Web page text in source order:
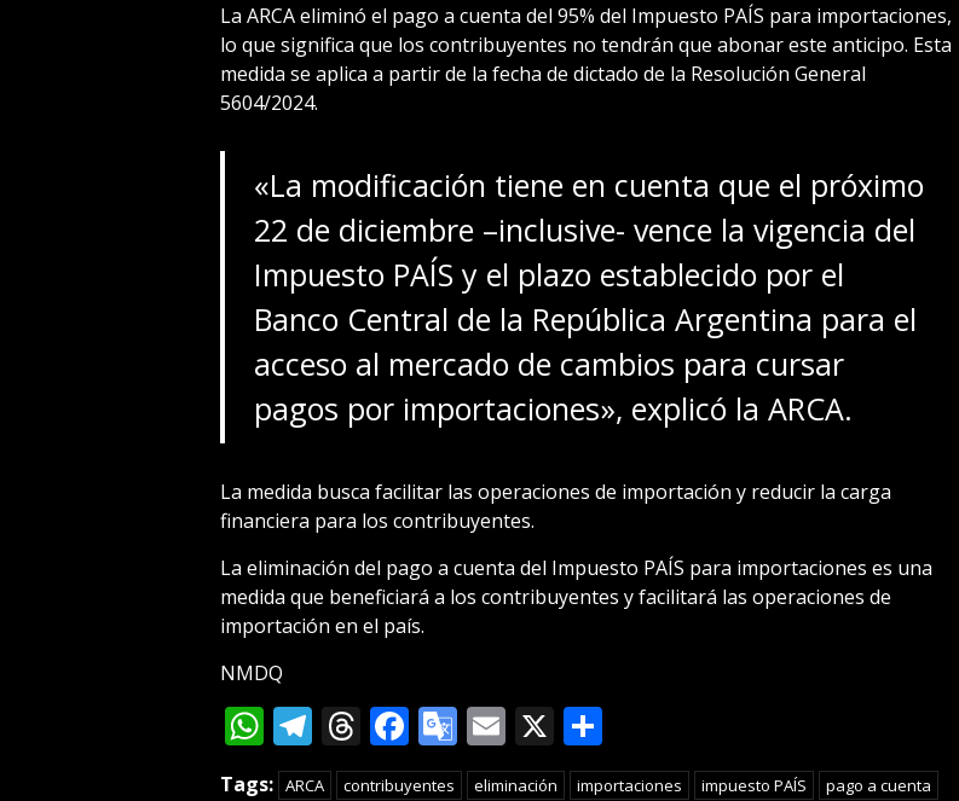
La ARCA eliminó el pago a cuenta del 95% del Impuesto PAÍS para importaciones,
lo que significa que los contribuyentes no tendrán que abonar este anticipo. Esta
medida se aplica a partir de la fecha de dictado de la Resolución General
5604/2024.
«La modificación tiene en cuenta que el próximo
22 de diciembre –inclusive- vence la vigencia del
Impuesto PAÍS y el plazo establecido por el
Banco Central de la República Argentina para el
acceso al mercado de cambios para cursar
pagos por importaciones», explicó la ARCA.
La medida busca facilitar las operaciones de importación y reducir la carga
financiera para los contribuyentes.
La eliminación del pago a cuenta del Impuesto PAÍS para importaciones es una
medida que beneficiará a los contribuyentes y facilitará las operaciones de
importación en el país.
NMDQ
WhatsApp
Telegram
Threads
Facebook
Google
Translate
Email
X Compartir
Tags: ARCA contribuyentes eliminación importaciones impuesto PAÍS pago a cuenta